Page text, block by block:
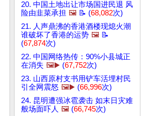
20. 中国土地出让市场国进民退 风
险由韭菜承担 🖼️ 📝 (68,082次)
21. 人声鼎沸的香港酒楼现熄火潮
谁破坏了香港的运势 🖼️ 📝
(67,874次)
22. 中国网络热传：90%小县城正
在消失 🖼️▶️ (67,752次)
23. 山西原村支书用铲车活埋村民
引全网震怒 🖼️▶️ (66,996次)
24. 昆明遭强冰雹袭击 如末日灾难
般场面吓人 🖼️ (66,745次)